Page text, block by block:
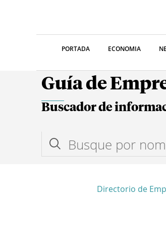
PORTADA ECONOMIA
Guía de
Buscador de
Directorio de